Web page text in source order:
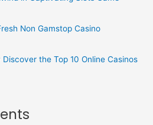
Non Gamstop Casino
the Top 10 Online Casinos